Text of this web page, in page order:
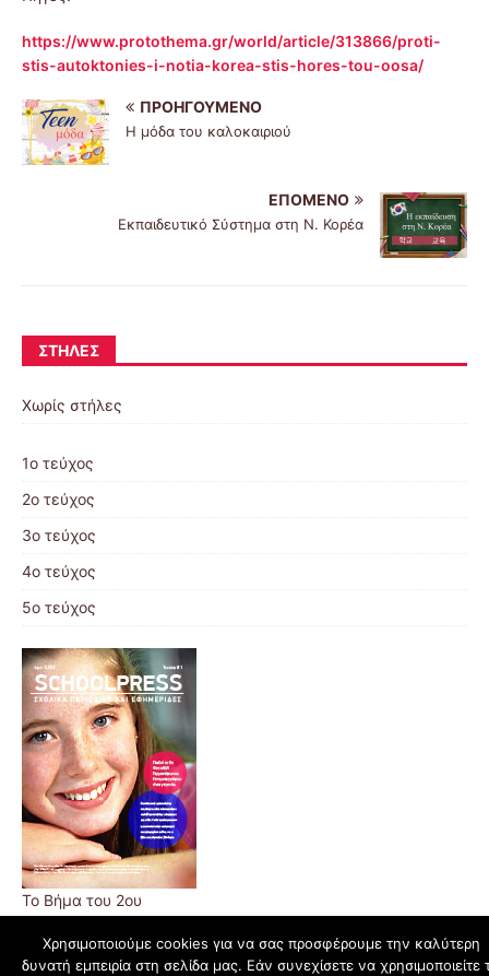
https://www.protothema.gr/world/article/313866/proti-
stis-autoktonies-i-notia-korea-stis-hores-tou-oosa/
ΠΡΟΗΓΟΎΜΕΝΟ
Η μόδα του καλοκαιριού
ΕΠΌΜΕΝΟ
Εκπαιδευτικό Σύστημα στη Ν. Κορέα
ΣΤΉΛΕΣ
Χωρίς στήλες
1ο τεύχος
2ο τεύχος
3ο τεύχος
4ο τεύχος
5ο τεύχος
Το Βήμα του 2ου
Χρησιμοποιούμε cookies για να σας προσφέρουμε την καλύτερη
δυνατή εμπειρία στη σελίδα μας. Εάν συνεχίσετε να χρησιμοποιείτε